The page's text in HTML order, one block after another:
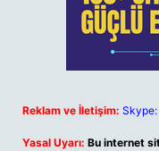
Reklam ve İletişim:
Yasal Uyarı: Bu internet